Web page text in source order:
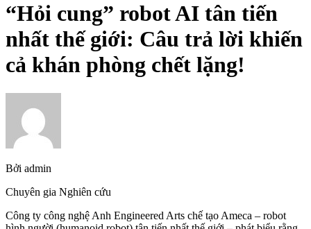
“Hỏi cung” robot AI tân tiến
nhất thế giới: Câu trả lời khiến
cả khán phòng chết lặng!
Bởi admin
Chuyên gia Nghiên cứu
Công ty công nghệ Anh Engineered Arts chế tạo Ameca – robot